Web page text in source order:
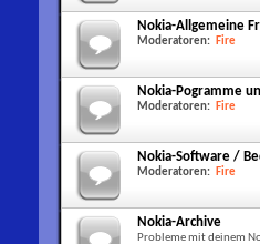
Nokia-Allgemeine
Moderatoren: Fire
Nokia-Pogramme
Moderatoren: Fire
Nokia-Software /
Moderatoren: Fire
Nokia-Archive
Probleme mit deinem